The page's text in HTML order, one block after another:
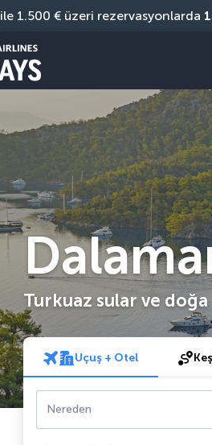
ile 1.500 € üzeri rezervasyonlarda
Turkuaz sular ve doğa
Uçuş + Otel
Nereden